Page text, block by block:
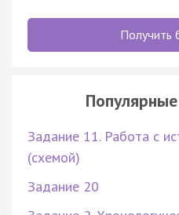
Получить
Задание 11. Работа с
(схемой)
Задание 20